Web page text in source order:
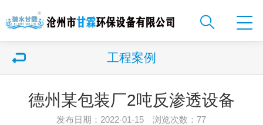
工程案例
德州某包装厂2吨反渗透设备
发布日期：2022-01-15 浏览次数：77